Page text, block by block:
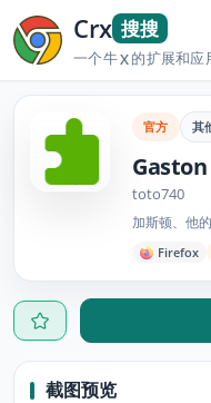
Crx 搜搜
一个牛X的扩展和应
官方 其
toto740
加斯顿、他
Firefox
截图预览